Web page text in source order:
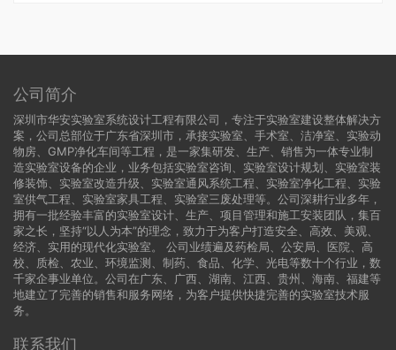
公司简介
深圳市华安实验室系统设计工程有限公司，专注于实验室建设整体解决方
案，公司总部位于广东省深圳市，承接实验室、手术室、洁净室、实验动
物房、GMP净化车间等工程，是一家集研发、生产、销售为一体专业制
造实验室设备的企业，业务包括实验室咨询、实验室设计规划、实验室装
修装饰、实验室改造升级、实验室通风系统工程、实验室净化工程、实验
室供气工程、实验室家具工程、实验室三废处理等。公司深耕行业多年，
拥有一批经验丰富的实验室设计、生产、项目管理和施工安装团队，集百
家之长，坚持“以人为本”的理念，致力于为客户打造安全、高效、美观、
经济、实用的现代化实验室。 公司业绩遍及药检局、公安局、医院、高
校、质检、农业、环境监测、制药、食品、化学、光电等数十个行业，数
千家企事业单位。公司在广东、广西、湖南、江西、贵州、海南、福建等
地建立了完善的销售和服务网络，为客户提供快捷完善的实验室技术服
务。
联系我们